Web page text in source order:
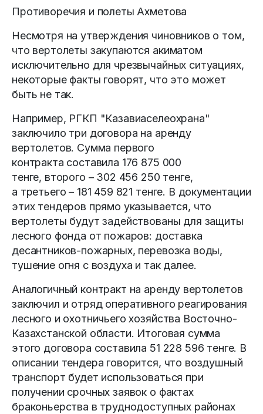
Противоречия и полеты Ахметова
Несмотря на утверждения чиновников о том,
что вертолеты закупаются акиматом
исключительно для чрезвычайных ситуациях,
некоторые факты говорят, что это может
быть не так.
Например, РГКП "Казавиаселеохрана"
заключило три договора на аренду
вертолетов. Сумма первого
контракта составила 176 875 000
тенге, второго – 302 456 250 тенге,
а третьего – 181 459 821 тенге. В документации
этих тендеров прямо указывается, что
вертолеты будут задействованы для защиты
лесного фонда от пожаров: доставка
десантников-пожарных, перевозка воды,
тушение огня с воздуха и так далее.
Аналогичный контракт на аренду вертолетов
заключил и отряд оперативного реагирования
лесного и охотничьего хозяйства Восточно-
Казахстанской области. Итоговая сумма
этого договора составила 51 228 596 тенге. В
описании тендера говорится, что воздушный
транспорт будет использоваться при
получении срочных заявок о фактах
браконьерства в труднодоступных районах